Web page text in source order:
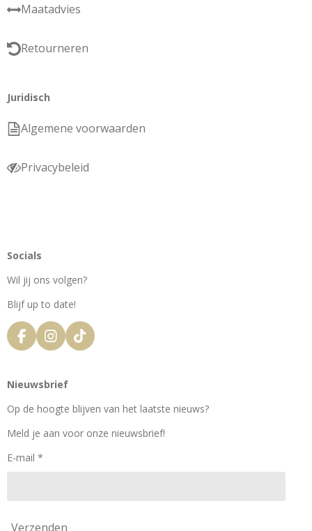
Maatadvies
Retourneren
Juridisch
Algemene voorwaarden
Privacybeleid
Socials
Wil jij ons volgen?
Blijf up to date!
F
a
e
o
k
I
n
t
g
a
T
i
k
Nieuwsbrief
Op de hoogte blijven van het laatste nieuws?
Meld je aan voor onze nieuwsbrief!
E-mail *
Verzenden